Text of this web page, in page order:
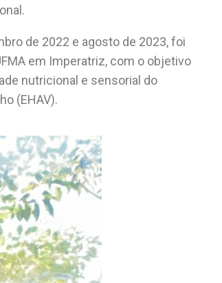
de 2022 e agosto de 2023, foi
em Imperatriz, com o objetivo
nutricional e sensorial do
(EHAV).